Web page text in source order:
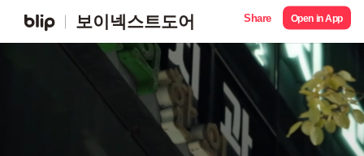
보이넥스트도어 Share Open in App